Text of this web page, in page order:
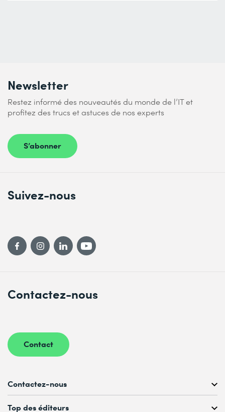
Newsletter
Restez informé des nouveautés du monde de l’IT et
profitez des trucs et astuces de nos experts
S’abonner
Contactez-nous
Contact
Suivez-nous
Contactez-nous
Conseil personnalisé au
Top des éditeurs